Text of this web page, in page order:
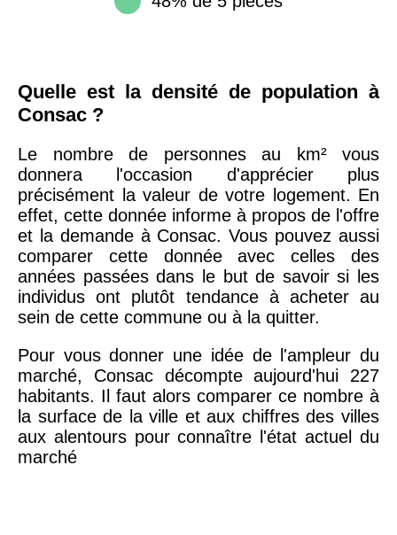
Quelle est la densité de population à
Consac ?
Le nombre de personnes au km² vous
donnera l'occasion d'apprécier plus
précisément la valeur de votre logement. En
effet, cette donnée informe à propos de l'offre
et la demande à Consac. Vous pouvez aussi
comparer cette donnée avec celles des
années passées dans le but de savoir si les
individus ont plutôt tendance à acheter au
sein de cette commune ou à la quitter.
Pour vous donner une idée de l'ampleur du
marché, Consac décompte aujourd'hui 227
habitants. Il faut alors comparer ce nombre à
la surface de la ville et aux chiffres des villes
aux alentours pour connaître l'état actuel du
marché